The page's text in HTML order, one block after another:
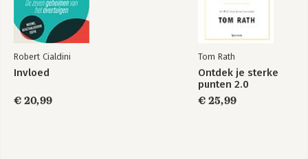
Robert Cialdini
Invloed
€ 20,99
Tom Rath
Ontdek je sterke
punten 2.0
€ 25,99